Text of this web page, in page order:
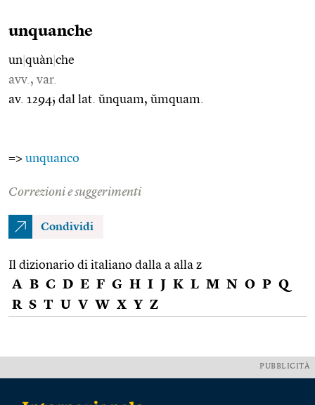
unquanche
un quàn che
avv., var.
av. 1294; dal lat. ŭnquam, ŭmquam.
=> unquanco
Correzioni e suggerimenti
Condividi
Il dizionario di italiano dalla a alla z
A B C D E F G H I J K L M N O P Q
R S T U V W X Y Z
PUBBLICITÀ